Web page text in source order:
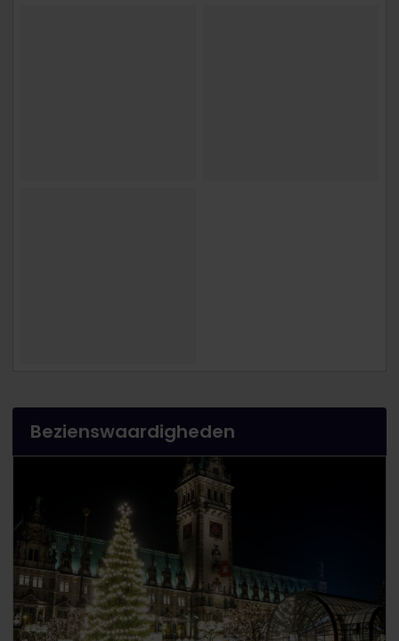
Bezienswaardigheden